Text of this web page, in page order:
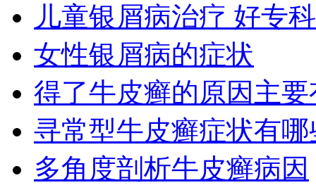
儿童银屑病治疗 好专
女性银屑病的症状
得了牛皮癣的原因主要
寻常型牛皮癣症状有哪
多角度剖析牛皮癣病因